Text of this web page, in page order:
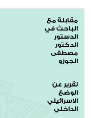
مقابلة مع
الباحث في
الدستور
الدكتور
مصطفى
الجوزو
تقرير عن
الوضع
الاسرائيلي
الداخلي